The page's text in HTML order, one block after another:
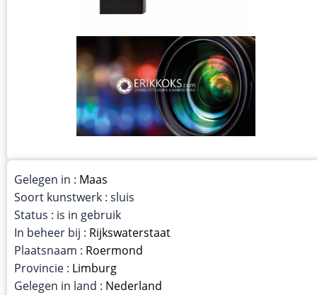
Gelegen in : Maas
Soort kunstwerk : sluis
Status : is in gebruik
In beheer bij : Rijkswaterstaat
Plaatsnaam : Roermond
Provincie : Limburg
Gelegen in land : Nederland